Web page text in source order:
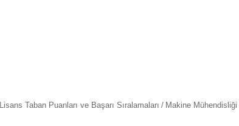
Lisans Taban Puanları ve Başarı Sıralamaları / Makine Mühendisliği